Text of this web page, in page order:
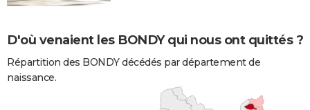
D'où venaient les BONDY qui nous ont quittés ?
Répartition des BONDY décédés par département de
naissance.